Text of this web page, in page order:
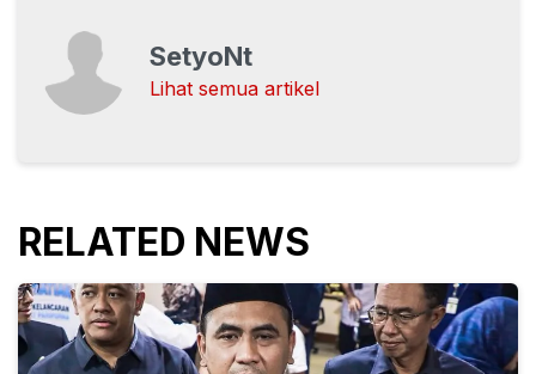
SetyoNt
Lihat semua artikel
RELATED NEWS